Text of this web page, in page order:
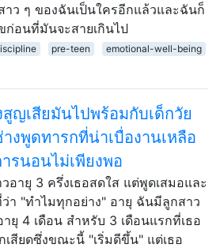
าว ๆ ของฉันเป็นใครอีกแล้วและฉันก็
ก่อนที่มันจะสายเกินไป
pre-teen emotional-well-being
ญเสียมันไปพร้อมกับเด็กวัย
งพูดทารกที่น่าเบื่องานเหลือ
รนอนไม่เพียงพอ
อายุ 3 ครึ่งเธอสดใส แต่พูดเสมอและ
า "ทำไมทุกอย่าง" อายุ ฉันมีลูกสาว
ยุ 4 เดือน สำหรับ 3 เดือนแรกที่เธอ
เสียดซึ่งขณะนี้ "เริ่มดีขึ้น" แต่เธอ